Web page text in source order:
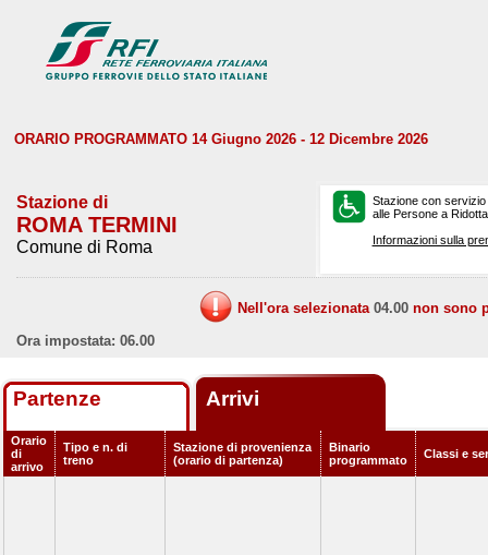
ORARIO PROGRAMMATO 14 Giugno 2026 - 12 Dicembre 2026
Stazione di
ROMA TERMINI
Comune di Roma
Stazione con
alle Persone a
Informazioni sulla
Nell'ora selezionata 04.00 non sono
Ora impostata: 06.00
Partenze Arrivi
Orario
di
arrivo
Tipo e n. di
treno
Stazione di provenienza
(orario di partenza)
Binario
programmato
Classi e